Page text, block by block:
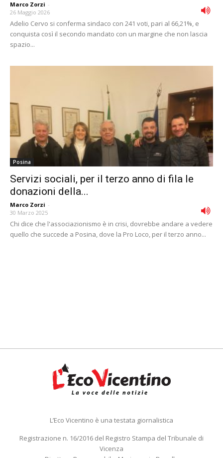
Marco Zorzi -
26 Maggio 2026
Adelio Cervo si conferma sindaco con 241 voti, pari al 66,21%, e
conquista così il secondo mandato con un margine che non lascia
spazio...
Posina
Servizi sociali, per il terzo anno di fila le
donazioni della...
Marco Zorzi -
30 Marzo 2025
Chi dice che l'associazionismo è in crisi, dovrebbe andare a vedere
quello che succede a Posina, dove la Pro Loco, per il terzo anno...
L’Eco Vicentino è una testata giornalistica
Registrazione n. 16/2016 del Registro Stampa del Tribunale di
Vicenza